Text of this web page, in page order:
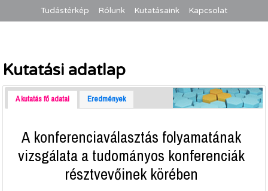
Tudástérkép Rólunk Kutatásaink Kapcsolat
Kutatási adatlap
A kutatás fő adatai Eredmények
A konferenciaválasztás folyamatának
vizsgálata a tudományos konferenciák
résztvevőinek körében